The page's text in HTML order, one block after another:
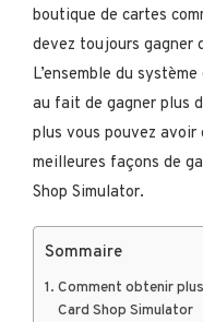
boutique de cartes
devez toujours gagner
L’ensemble du
au fait de gagner plus
plus vous pouvez avoir
meilleures façons de
Shop Simulator.
Sommaire
Comment obtenir
Card Shop Simulator